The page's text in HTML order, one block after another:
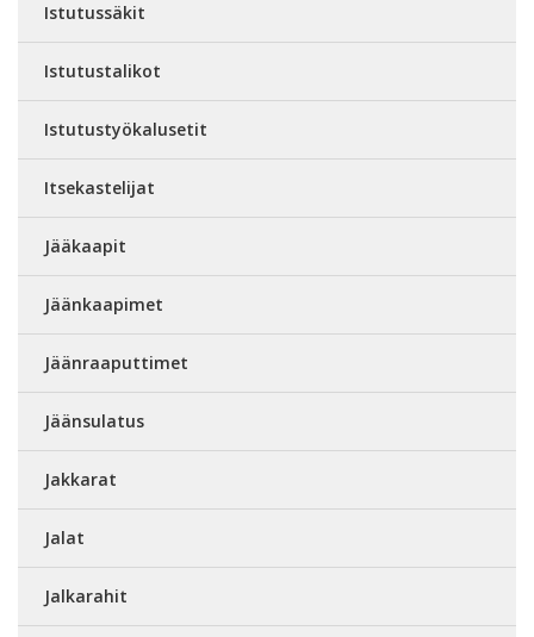
Istutussäkit
Istutustalikot
Istutustyökalusetit
Itsekastelijat
Jääkaapit
Jäänkaapimet
Jäänraaputtimet
Jäänsulatus
Jakkarat
Jalat
Jalkarahit